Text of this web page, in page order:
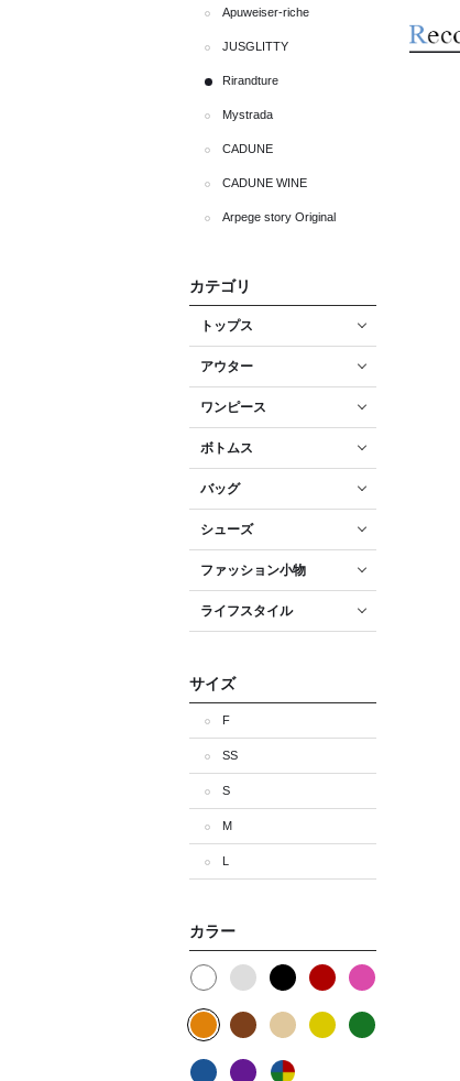
Apuweiser-riche
JUSGLITTY
Rirandture
Mystrada
CADUNE
CADUNE WINE
Arpege story Original
カテゴリ
トップス
アウター
ワンピース
ボトムス
バッグ
シューズ
ファッション小物
ライフスタイル
サイズ
F
SS
S
M
L
カラー